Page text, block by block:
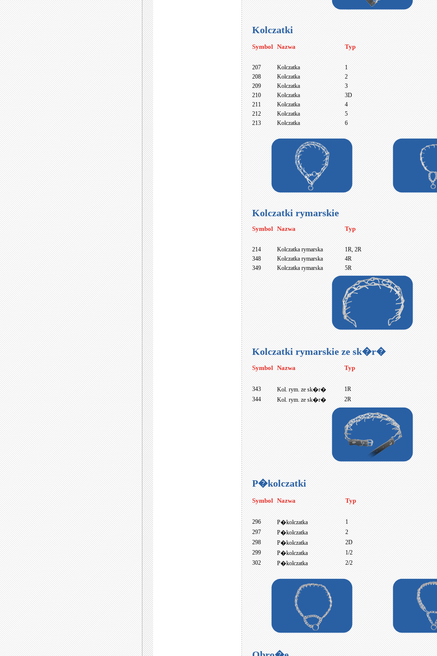
Kolczatki
Symbol Nazwa Typ
207 Kolczatka
1
208
Kolczatka
2
209
Kolczatka
3
210
Kolczatka
3D
211
Kolczatka
4
212
Kolczatka
5
213
Kolczatka 6
Kolczatki rymarskie
Symbol Nazwa Typ
214 Kolczatka rymarska
1R, 2R
348
Kolczatka rymarska
4R
349
Kolczatka rymarska 5R
Kolczatki rymarskie ze sk�r�
Symbol Nazwa Typ
343 Kol. rym. ze sk�r�
1R
344
Kol. rym. ze sk�r� 2R
P�kolczatki
Symbol Nazwa Typ
296 P�kolczatka
1
297
P�kolczatka
2
298
P�kolczatka
2D
299
P�kolczatka
1/2
302
P�kolczatka 2/2